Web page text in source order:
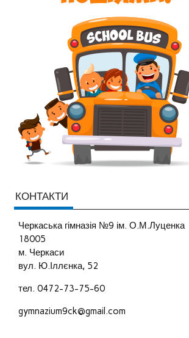
КОНТАКТИ
Черкаська гімназія №9 ім. О.М.Луценка
18005
м. Черкаси
вул. Ю.Іллєнка, 52
тел. 0472-73-75-60
gymnazium9ck@gmail.com